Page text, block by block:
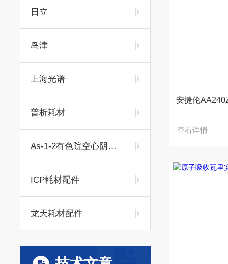
日立
岛津
上海光谱
普析耗材
As-1-2有色院空心阴极灯
ICP耗材配件
龙天耗材配件
安捷伦
查看详情